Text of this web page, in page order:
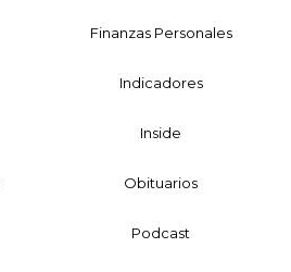
Finanzas Personales
Indicadores
Inside
Obituarios
Podcast